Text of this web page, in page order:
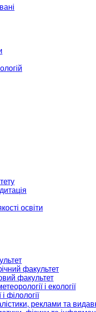
освіти
факультет
факультет
і екології
філології
реклами та